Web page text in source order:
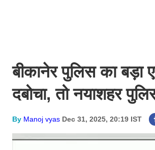
बीकानेर पुलिस का बड़ा
दबोचा, तो नयाशहर
By Manoj vyas Dec 31, 2025, 20:19 IST